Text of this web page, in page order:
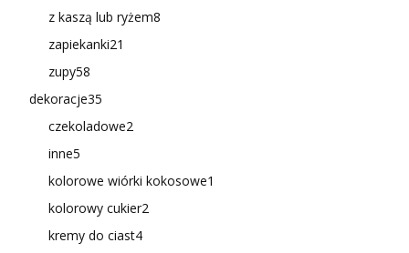
z kaszą lub ryżem8
zapiekanki21
zupy58
dekoracje35
czekoladowe2
inne5
kolorowe wiórki kokosowe1
kolorowy cukier2
kremy do ciast4